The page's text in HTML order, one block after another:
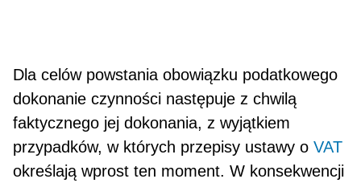
Dla celów powstania obowiązku podatkowego
dokonanie czynności następuje z chwilą
faktycznego jej dokonania, z wyjątkiem
przypadków, w których przepisy ustawy oVAT
określają wprost ten moment. W konsekwencji